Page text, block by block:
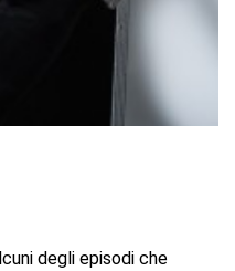
degli episodi che